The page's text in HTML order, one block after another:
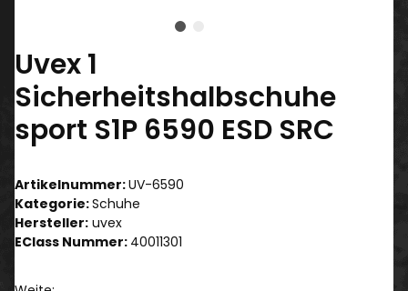
Uvex 1
Sicherheitshalbschuhe
sport S1P 6590 ESD SRC
Artikelnummer:UV-6590
Kategorie:Schuhe
Hersteller: uvex
EClass Nummer: 40011301